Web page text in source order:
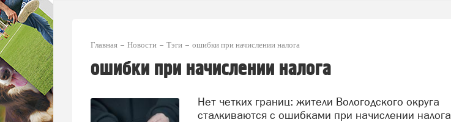
Главная Новости Тэги ошибки при начислении налога
ошибки при начислении налога
Нет четких границ: жители Вологодского округа
сталкиваются с ошибками при начислении налога